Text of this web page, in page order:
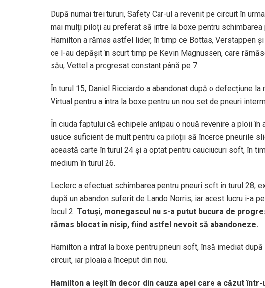
După numai trei tururi, Safety Car-ul a revenit pe circuit în
mai mulți piloți au preferat să intre la boxe pentru
Hamilton a rămas astfel lider, în timp ce Bottas, Verstappen
ce l-au depășit în scurt timp pe Kevin Magnussen, care
său, Vettel a progresat constant până pe 7.
În turul 15, Daniel Ricciardo a abandonat după o defecțiune
Virtual pentru a intra la boxe pentru un nou set de pneuri
În ciuda faptului că echipele antipau o nouă revenire a ploii în
usuce suficient de mult pentru ca piloții să încerce pneurile
această carte în turul 24 și a optat pentru cauciucuri soft, în
medium în turul 26.
Leclerc a efectuat schimbarea pentru pneuri soft în turul 28,
după un abandon suferit de Lando Norris, iar acest lucru i-a
locul 2. Totuși, monegascul nu s-a putut bucura de
rămas blocat în nisip, fiind astfel nevoit să abandoneze.
Hamilton a intrat la boxe pentru pneuri soft, însă imediat
circuit, iar ploaia a început din nou.
Hamilton a ieșit în decor din cauza apei care a căzut